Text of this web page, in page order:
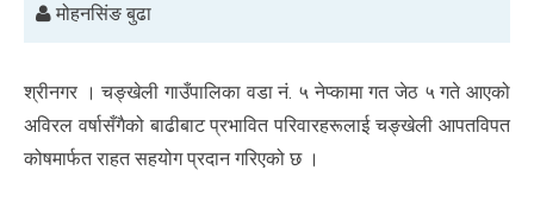
मोहनसिंङ बुढा
श्रीनगर । चङ्खेली गाउँपालिका वडा नं. ५ नेप्कामा गत जेठ ५ गते आएको
अविरल वर्षासँगैको बाढीबाट प्रभावित परिवारहरूलाई चङ्खेली आपतविपत
कोषमार्फत राहत सहयोग प्रदान गरिएको छ ।